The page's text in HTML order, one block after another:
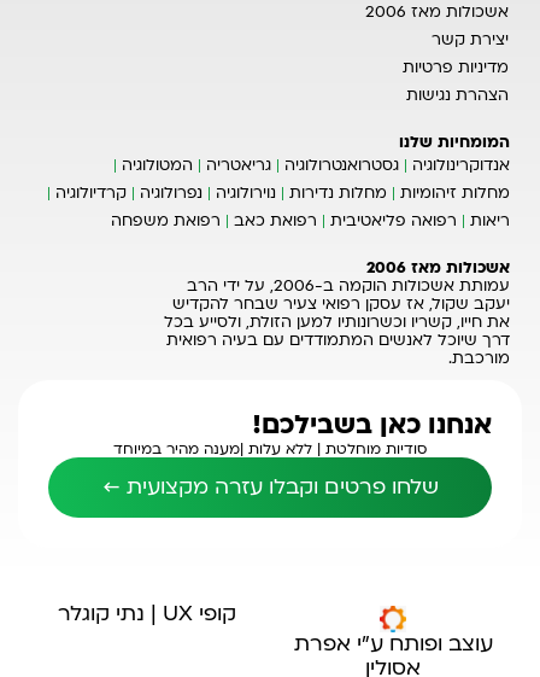
אשכולות מאז 2006
יצירת קשר
מדיניות פרטיות
הצהרת נגישות
המומחיות שלנו
אנדוקרינולוגיה
גסטרואנטרולוגיה גריאטריה
המטולוגיה
מחלות זיהומיות
מחלות נדירות נוירולוגיה נפרולוגיה
קרדיולוגיה
ריאות
רפואה פליאטיבית רפואת כאב רפואת משפחה
אשכולות מאז 2006
עמותת אשכולות הוקמה ב-2006, על ידי הרב
יעקב שקול, אז עסקן רפואי צעיר שבחר להקדיש
את חייו, קשריו וכשרונותיו למען הזולת, ולסייע בכל
דרך שיוכל לאנשים המתמודדים עם בעיה רפואית
מורכבת.
אנחנו כאן בשבילכם!
סודיות מוחלטת | ללא עלות |מענה מהיר במיוחד
שלחו פרטים וקבלו עזרה מקצועית ←
עוצב ופותח ע"י אפרת
אסולין
קופי UX | נתי קוגלר